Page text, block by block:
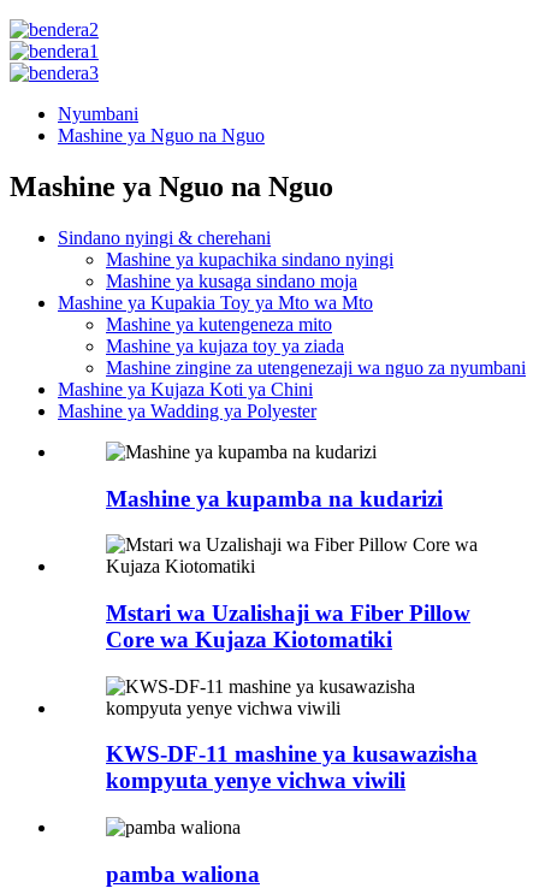
Nyumbani
Mashine ya Nguo na Nguo
Mashine ya Nguo na Nguo
Sindano nyingi & cherehani
Mashine ya kupachika sindano nyingi
Mashine ya kusaga sindano moja
Mashine ya Kupakia Toy ya Mto wa Mto
Mashine ya kutengeneza mito
Mashine ya kujaza toy ya ziada
Mashine zingine za utengenezaji wa nguo za nyumbani
Mashine ya Kujaza Koti ya Chini
Mashine ya Wadding ya Polyester
Mashine ya kupamba na kudarizi
Mstari wa Uzalishaji wa Fiber Pillow
Core wa Kujaza Kiotomatiki
KWS-DF-11 mashine ya kusawazisha
kompyuta yenye vichwa viwili
pamba waliona